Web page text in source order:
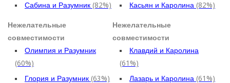
Сабина и Разумник (82%)
Нежелательные
совместимости
Олимпия и Разумник
(60%)
Глория и Разумник (63%)
Касьян и Каролина(82%)
Нежелательные
совместимости
Клавдий и Каролина
(61%)
Лазарь и Каролина(61%)